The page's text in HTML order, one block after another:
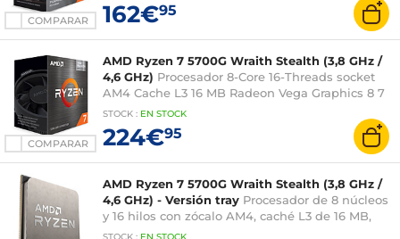
COMPARAR 162€95
COMPARAR
AMD Ryzen 7 5700G Wraith Stealth (3,8 GHz /
4,6 GHz) Procesador 8-Core 16-Threads socket
AM4 Cache L3 16 MB Radeon Vega Graphics 8 7
nm TDP 65W con sistema de refrigeración
(versión en caja - 3 años de garantía del
fabricante)
STOCK : EN STOCK
224€95
AMD Ryzen 7 5700G Wraith Stealth (3,8 GHz /
4,6 GHz) - Versión tray Procesador de 8 núcleos
y 16 hilos con zócalo AM4, caché L3 de 16 MB,
tarjeta gráfica Radeon Vega Graphics 8, 7 nm,